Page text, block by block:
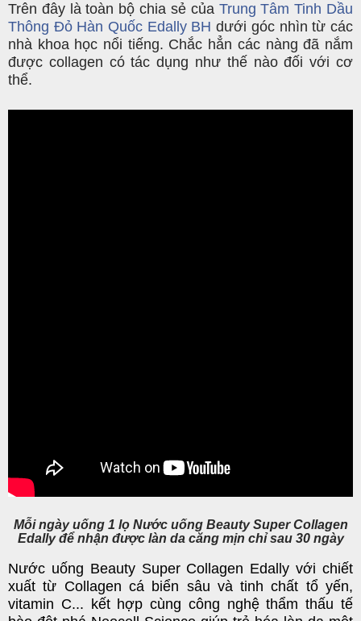
Trên đây là toàn bộ chia sẻ của Trung Tâm Tinh Dầu
Thông Đỏ Hàn Quốc Edally BH dưới góc nhìn từ các
nhà khoa học nổi tiếng. Chắc hẳn các nàng đã nắm
được collagen có tác dụng như thế nào đối với cơ
thể.
Mỗi ngày uống 1 lọ Nước uống Beauty Super Collagen
Edally để nhận được làn da căng mịn chỉ sau 30 ngày
Nước uống Beauty Super Collagen Edally với chiết
xuất từ Collagen cá biển sâu và tinh chất tổ yến,
vitamin C... kết hợp cùng công nghệ thẩm thấu tế